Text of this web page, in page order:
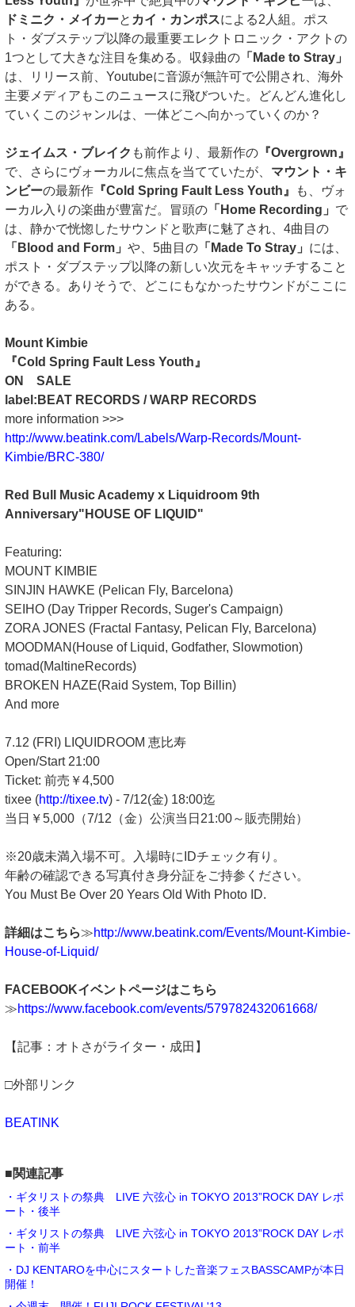
ドミニク・メイカーと カイ・カンポスによる2人組。ポス
ト・ダブステップ以降の最重要エレクトロニック・アクトの
1つとして大きな注目を集める。収録曲の 「Made to Stray」
は、リリース前、Youtubeに音源が無許可で公開され、海外
主要メディアもこのニュースに飛びついた。どんどん進化し
ていくこのジャンルは、一体どこへ向かっていくのか？
ジェイムス・ブレイク も前作より、最新作の 『Overgrown』
で、さらにヴォーカルに焦点を当てていたが、 マウント・キ
ンビーの最新作 『Cold Spring Fault Less Youth』
も、ヴォ
ーカル入りの楽曲が豊富だ。冒頭の 「Home Recording」 で
は、静かで恍惚したサウンドと歌声に魅了され、4曲目の
「Blood and Form」 や、5曲目の 「Made To Stray」 には、
ポスト・ダブステップ以降の新しい次元をキャッチすること
ができる。ありそうで、どこにもなかったサウンドがここに
ある。
Mount Kimbie
『Cold Spring Fault Less Youth』
ON SALE
label:BEAT RECORDS / WARP RECORDS
more information >>>
http://www.beatink.com/Labels/Warp-Records/Mount-
Kimbie/BRC-380/
Red Bull Music Academy x Liquidroom 9th
Anniversary"HOUSE OF LIQUID"
Featuring:
MOUNT KIMBIE
SINJIN HAWKE (Pelican Fly, Barcelona)
SEIHO (Day Tripper Records, Suger's Campaign)
ZORA JONES (Fractal Fantasy, Pelican Fly, Barcelona)
MOODMAN(House of Liquid, Godfather, Slowmotion)
tomad(MaltineRecords)
BROKEN HAZE(Raid System, Top Billin)
And more
7.12 (FRI) LIQUIDROOM 恵比寿
Open/Start 21:00
Ticket: 前売￥4,500
tixee (http://tixee.tv) - 7/12(金) 18:00迄
当日￥5,000（7/12（金）公演当日21:00～販売開始）
※20歳未満入場不可。入場時にIDチェック有り。
年齢の確認できる写真付き身分証をご持参ください。
You Must Be Over 20 Years Old With Photo ID.
詳細はこちら≫http://www.beatink.com/Events/Mount-Kimbie-
House-of-Liquid/
FACEBOOKイベントページはこちら
≫https://www.facebook.com/events/579782432061668/
【記事：オトさがライター・成田】
□外部リンク
BEATINK
■関連記事
・ギタリストの祭典 LIVE 六弦心 in TOKYO 2013”ROCK DAY レポ
ート・後半
・ギタリストの祭典 LIVE 六弦心 in TOKYO 2013”ROCK DAY レポ
ート・前半
・DJ KENTAROを中心にスタートした音楽フェスBASSCAMPが本日
開催！